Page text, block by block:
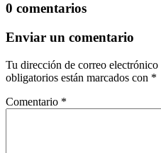
0 comentarios
Enviar un comentario
Tu dirección de correo electrónico
obligatorios están marcados con *
Comentario *